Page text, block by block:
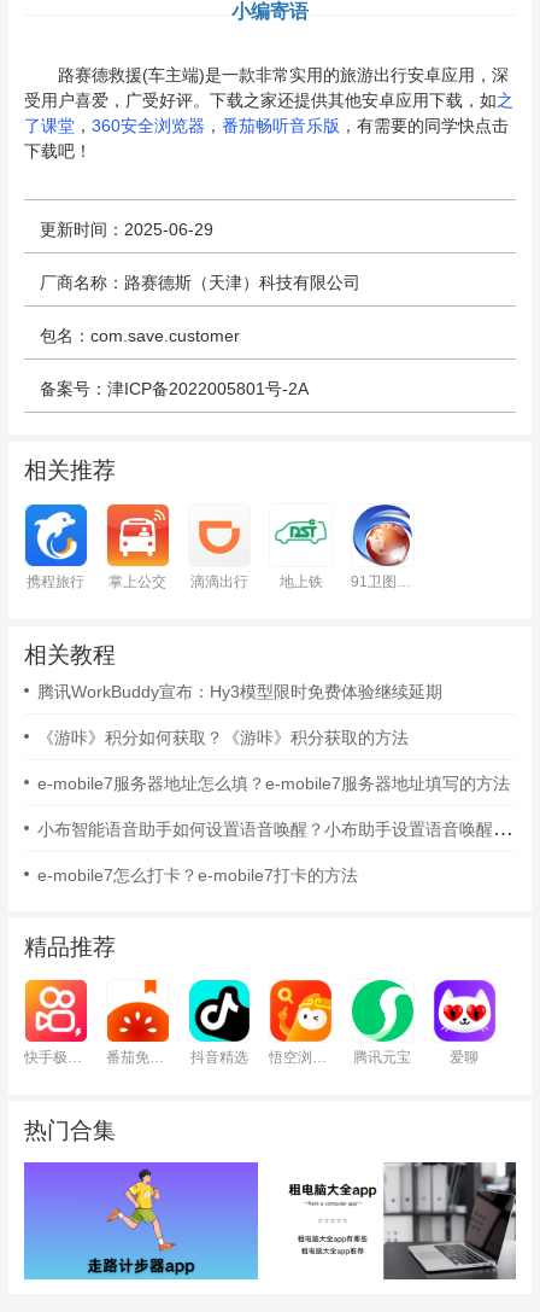
小编寄语
路赛德救援(车主端)是一款非常实用的旅游出行安卓应用，深
受用户喜爱，广受好评。下载之家还提供其他安卓应用下载，如之
了课堂， 360安全浏览器 ， 番茄畅听音乐版 ，有需要的同学快点击
下载吧！
更新时间：2025-06-29
厂商名称：路赛德斯（天津）科技有限公司
包名：com.save.customer
备案号：津ICP备2022005801号-2A
相关推荐
携程旅行 掌上公交 滴滴出行 地上铁
相关教程
腾讯WorkBuddy宣布：Hy3模型限时免费体验继续延期
《游咔》积分如何获取？《游咔》积分获取的方法
e-mobile7服务器地址怎么填？e-mobile7服务器地址填写的方法
小布智能语音助手如何设置语音唤醒？小布助手设置语音唤醒的方法
e-mobile7怎么打卡？e-mobile7打卡的方法
精品推荐
快手极速版 番茄免费小说 抖音精选 悟空浏览器 腾讯元宝 爱聊
热门合集